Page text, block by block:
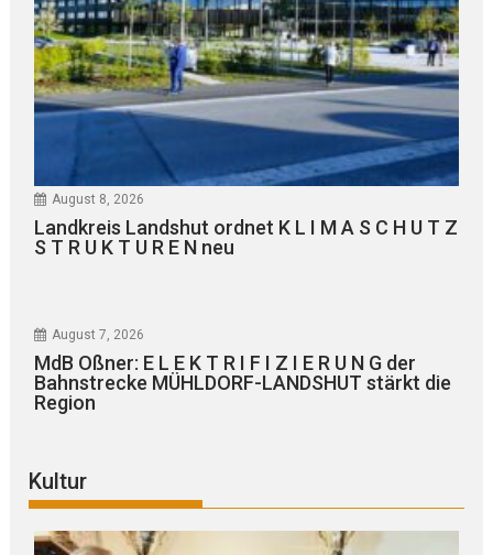
August 8, 2026
Landkreis Landshut ordnet K L I M A S C H U T Z
S T R U K T U R E N neu
August 7, 2026
MdB Oßner: E L E K T R I F I Z I E R U N G der
Bahnstrecke MÜHLDORF-LANDSHUT stärkt die
Region
Kultur